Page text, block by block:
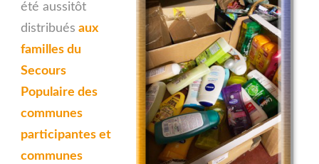
été aussitôt
distribués aux
familles du
Secours
Populaire des
communes
participantes et
communes